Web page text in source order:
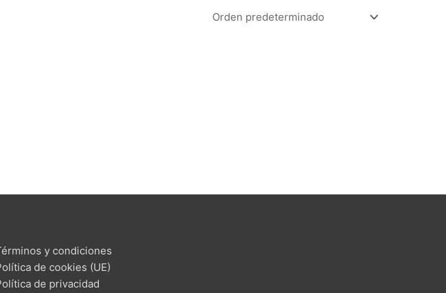
y condiciones
de cookies (UE)
de privacidad